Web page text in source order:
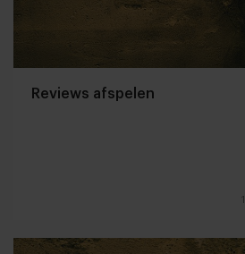
Reviews afspelen